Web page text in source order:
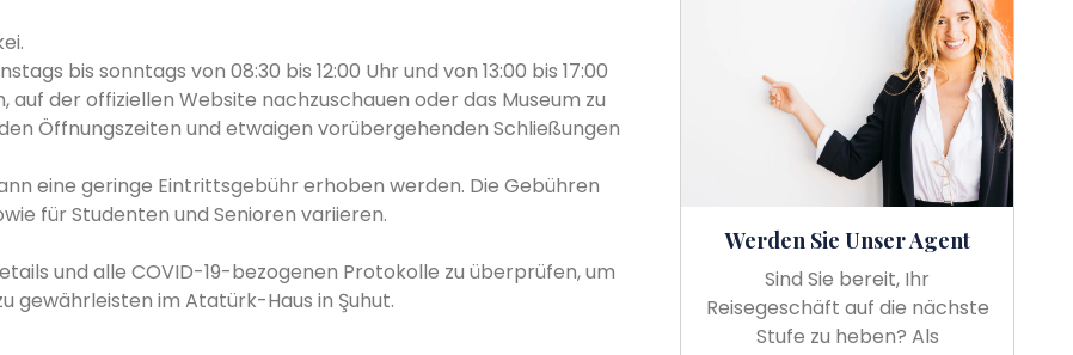
bis sonntags von 08:30 bis 12:00 Uhr und von 13:00 bis 17:00
der offiziellen Website nachzuschauen oder das Museum zu
Öffnungszeiten und etwaigen vorübergehenden Schließungen
eine geringe Eintrittsgebühr erhoben werden. Die Gebühren
für Studenten und Senioren variieren.
und alle COVID-19-bezogenen Protokolle zu überprüfen, um
gewährleisten im Atatürk-Haus in Şuhut.
Werden Sie Unser Agent
Sind Sie bereit, Ihr
Reisegeschäft auf die nächste
Stufe zu heben? Als